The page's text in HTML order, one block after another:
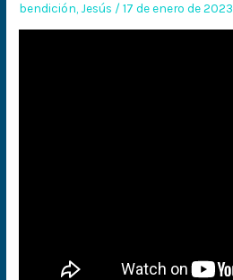
bendición Jesús /17 de enero de 2023